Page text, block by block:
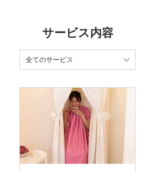
サービス内容
全てのサービス